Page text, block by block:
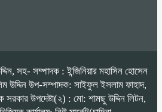
সহ- সম্পাদক : ইন্জিনিয়ার মহাসিন হোসেন
উদ্দিন উপ-সম্পাদক: সাইফুল ইসলাম ফাহাদ,
সরকার উপদেষ্টা(২) : মো: শামছু উদ্দিন লিটন,